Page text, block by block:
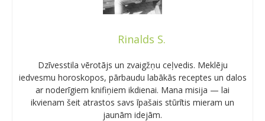
Rinalds S.
Dzīvesstila vērotājs un zvaigžņu ceļvedis. Meklēju
iedvesmu horoskopos, pārbaudu labākās receptes un dalos
ar noderīgiem knifiņiem ikdienai. Mana misija — lai
ikvienam šeit atrastos savs īpašais stūrītis mieram un
jaunām idejām.